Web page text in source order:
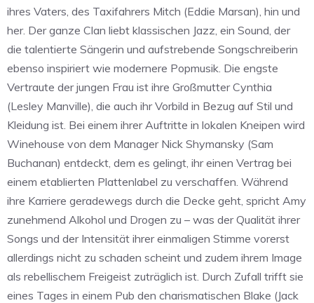
ihres Vaters, des Taxifahrers Mitch (Eddie Marsan), hin und
her. Der ganze Clan liebt klassischen Jazz, ein Sound, der
die talentierte Sängerin und aufstrebende Songschreiberin
ebenso inspiriert wie modernere Popmusik. Die engste
Vertraute der jungen Frau ist ihre Großmutter Cynthia
(Lesley Manville), die auch ihr Vorbild in Bezug auf Stil und
Kleidung ist. Bei einem ihrer Auftritte in lokalen Kneipen wird
Winehouse von dem Manager Nick Shymansky (Sam
Buchanan) entdeckt, dem es gelingt, ihr einen Vertrag bei
einem etablierten Plattenlabel zu verschaffen. Während
ihre Karriere geradewegs durch die Decke geht, spricht Amy
zunehmend Alkohol und Drogen zu – was der Qualität ihrer
Songs und der Intensität ihrer einmaligen Stimme vorerst
allerdings nicht zu schaden scheint und zudem ihrem Image
als rebellischem Freigeist zuträglich ist. Durch Zufall trifft sie
eines Tages in einem Pub den charismatischen Blake (Jack